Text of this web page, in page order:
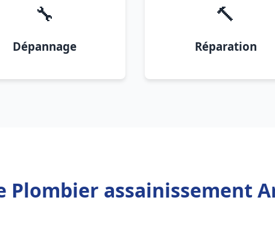
🔧
Dépannage
🔨
Réparation
Plombier assainissement